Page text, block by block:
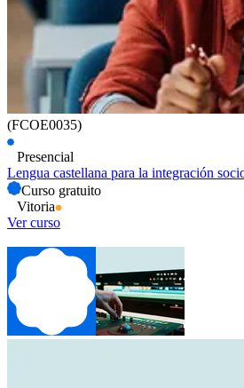
(FCOE0035)
Presencial
Lengua castellana para la integración
Curso gratuito
Vitoria
Ver curso